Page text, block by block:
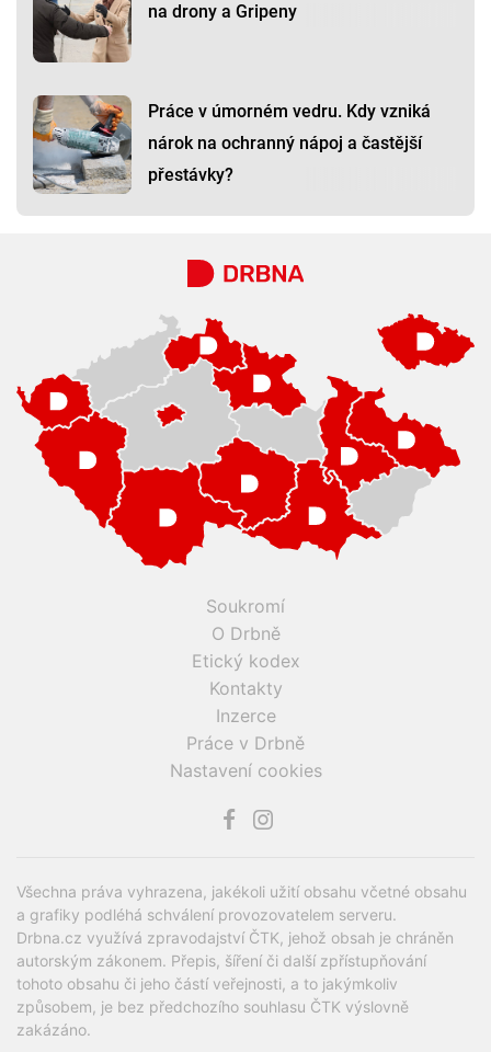
na drony a Gripeny
Práce v úmorném vedru. Kdy vzniká
nárok na ochranný nápoj a častější
přestávky?
Soukromí
O Drbně
Etický kodex
Kontakty
Inzerce
Práce v Drbně
Nastavení cookies
Všechna práva vyhrazena, jakékoli užití obsahu včetné obsahu
a grafiky podléhá schválení provozovatelem serveru.
Drbna.cz využívá zpravodajství ČTK, jehož obsah je chráněn
autorským zákonem. Přepis, šíření či další zpřístupňování
tohoto obsahu či jeho částí veřejnosti, a to jakýmkoliv
způsobem, je bez předchozího souhlasu ČTK výslovně
zakázáno.